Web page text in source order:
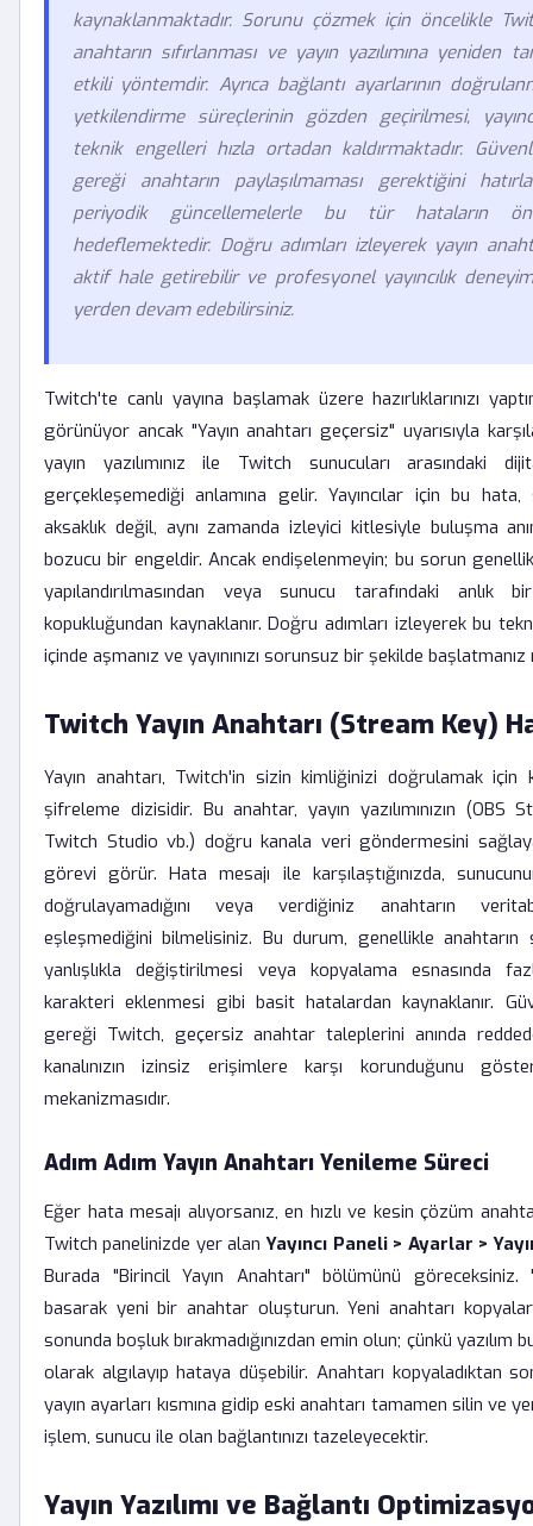
kaynaklanmaktadır. Sorunu çözmek için öncelikle
anahtarın sıfırlanması ve yayın yazılımına yeniden
etkili yöntemdir. Ayrıca bağlantı ayarlarının
yetkilendirme süreçlerinin gözden geçirilmesi,
teknik engelleri hızla ortadan kaldırmaktadır.
gereği anahtarın paylaşılmaması gerektiğini
periyodik güncellemelerle bu tür hataların
hedeflemektedir. Doğru adımları izleyerek yayın
aktif hale getirebilir ve profesyonel yayıncılık
yerden devam edebilirsiniz.
Twitch'te canlı yayına başlamak üzere hazırlıklarınızı
görünüyor ancak "Yayın anahtarı geçersiz" uyarısıyla
yayın yazılımınız ile Twitch sunucuları arasındaki
gerçekleşemediği anlamına gelir. Yayıncılar için bu
aksaklık değil, aynı zamanda izleyici kitlesiyle buluşma
bozucu bir engeldir. Ancak endişelenmeyin; bu sorun
yapılandırılmasından veya sunucu tarafındaki anlık
kopukluğundan kaynaklanır. Doğru adımları izleyerek bu
içinde aşmanız ve yayınınızı sorunsuz bir şekilde
Twitch Yayın Anahtarı (Stream Key)
Yayın anahtarı, Twitch'in sizin kimliğinizi doğrulamak için
şifreleme dizisidir. Bu anahtar, yayın yazılımınızın (OBS
Twitch Studio vb.) doğru kanala veri göndermesini
görevi görür. Hata mesajı ile karşılaştığınızda,
doğrulayamadığını veya verdiğiniz anahtarın
eşleşmediğini bilmelisiniz. Bu durum, genellikle anahtarın
yanlışlıkla değiştirilmesi veya kopyalama esnasında
karakteri eklenmesi gibi basit hatalardan kaynaklanır.
gereği Twitch, geçersiz anahtar taleplerini anında
kanalınızın izinsiz erişimlere karşı korunduğunu
mekanizmasıdır.
Adım Adım Yayın Anahtarı Yenileme Süreci
Eğer hata mesajı alıyorsanız, en hızlı ve kesin çözüm
Twitch panelinizde yer alanYayıncı Paneli > Ayarlar >
Burada "Birincil Yayın Anahtarı" bölümünü göreceksiniz.
basarak yeni bir anahtar oluşturun. Yeni anahtarı
sonunda boşluk bırakmadığınızdan emin olun; çünkü yazılım
olarak algılayıp hataya düşebilir. Anahtarı kopyaladıktan
yayın ayarları kısmına gidip eski anahtarı tamamen silin ve
işlem, sunucu ile olan bağlantınızı tazeleyecektir.
Yayın Yazılımı ve Bağlantı